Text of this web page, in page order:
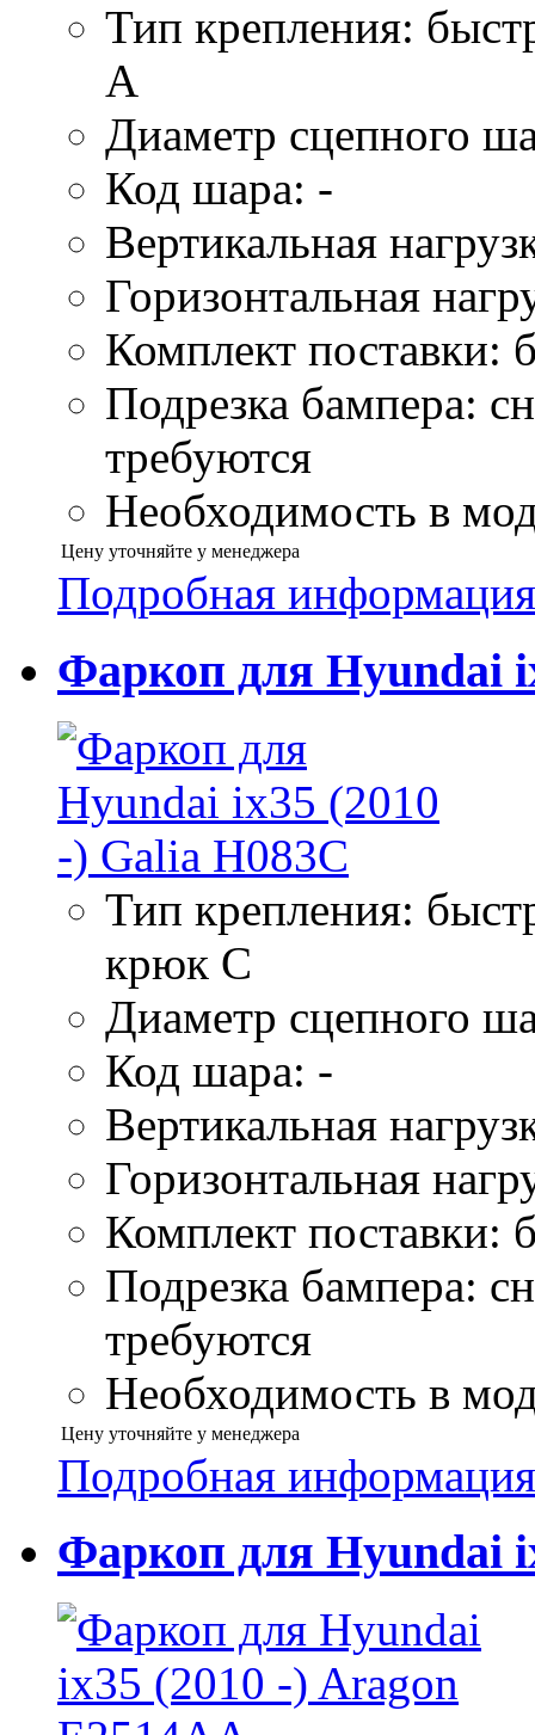
Тип крепления:
A
Диаметр сцепного
Код шара: -
Вертикальная
Горизонтальная
Комплект поставки:
Подрезка бампера:
требуются
Необходимость в
Цену уточняйте у менеджера
Подробная информация
Фаркоп для Hyundai
Тип крепления:
крюк C
Диаметр сцепного
Код шара: -
Вертикальная
Горизонтальная
Комплект поставки:
Подрезка бампера:
требуются
Необходимость в
Цену уточняйте у менеджера
Подробная информация
Фаркоп для Hyundai